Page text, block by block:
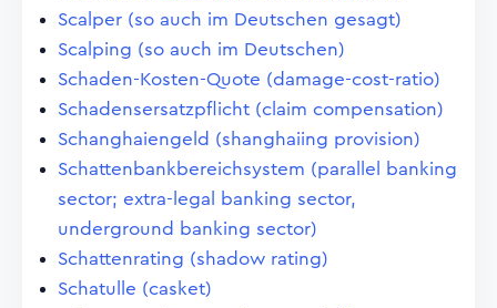
Scalper (so auch im Deutschen gesagt)
Scalping (so auch im Deutschen)
Schaden-Kosten-Quote (damage-cost-ratio)
Schadensersatzpflicht (claim compensation)
Schanghaiengeld (shanghaiing provision)
Schattenbankbereichsystem (parallel banking
sector; extra-legal banking sector,
underground banking sector)
Schattenrating (shadow rating)
Schatulle (casket)